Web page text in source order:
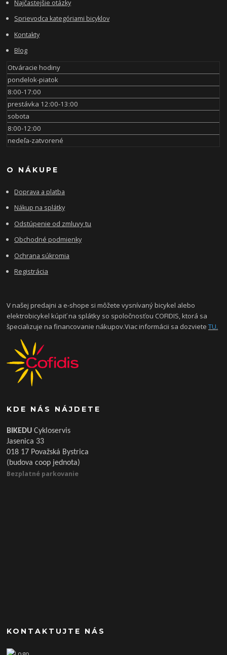
Najčastejšie otázky
Sprievodca kategóriami bicyklov
Kontakty
Blog
Otváracie hodiny
pondelok-piatok
8:00-17:00
prestávka 12:00-13:00
sobota
8:00-12:00
nedeľa-zatvorené
O NÁKUPE
Doprava a platba
Nákup na splátky
Odstúpenie od zmluvy tu
Obchodné podmienky
Ochrana súkromia
Registrácia
V našej predajni a e-shope si môžete vysnívaný bicykel alebo
elektrobicykel kúpiť na splátky so spoločnosťou COFIDIS, ktorá sa
špecializuje na financovanie nákupov.Viac informácii sa dozvieteTU.
KDE NÁS NÁJDETE
BIKEDUCykloservis
Jasenica 33
018 17 Považská Bystrica
(budova coop jednota)
Bezplatné parkovanie
KONTAKTUJTE NÁS